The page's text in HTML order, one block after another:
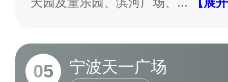
05 宁波天一广场